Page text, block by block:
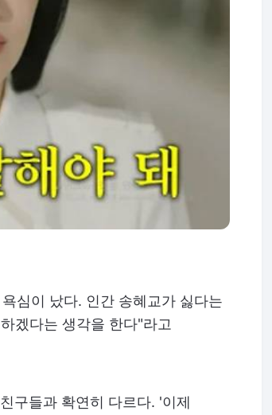
심이 났다. 인간 송혜교가 싫다는
겠다는 생각을 한다"라고
구들과 확연히 다르다. '이제